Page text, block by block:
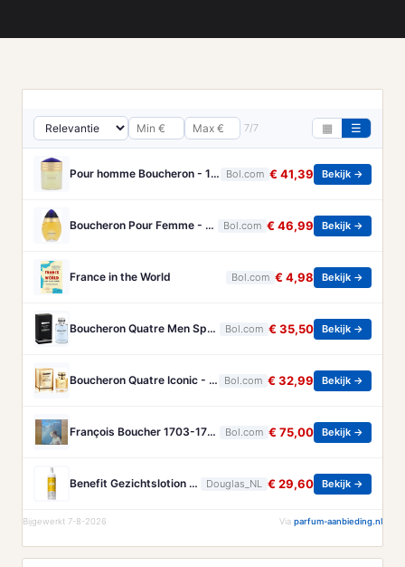
7/7 ▦ ☰
Pour homme Boucheron - 100 ml - Eau de parfum Bol.com € 41,39 Bekijk →
Boucheron Pour Femme - 100ml - Eau de toilette Bol.com € 46,99 Bekijk →
France in the World Bol.com € 4,98 Bekijk →
Boucheron Quatre Men Spray - 100 ml - Eau De Toilette Bol.com € 35,50 Bekijk →
Boucheron Quatre Iconic - 50 ml - eau de parfum spray - damesparfum Bol.com € 32,99 Bekijk →
François Boucher 1703-1770 - Brandt, Christa Bol.com € 75,00 Bekijk →
Benefit Gezichtslotion The POREfessional Gezichtstoner Unisex 133ml Douglas_NL € 29,60 Bekijk →
Bijgewerkt 7-8-2026 Via parfum-aanbieding.nl